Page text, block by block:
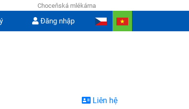
Choceňská mlékárna
Đăng nhập
Liên hệ